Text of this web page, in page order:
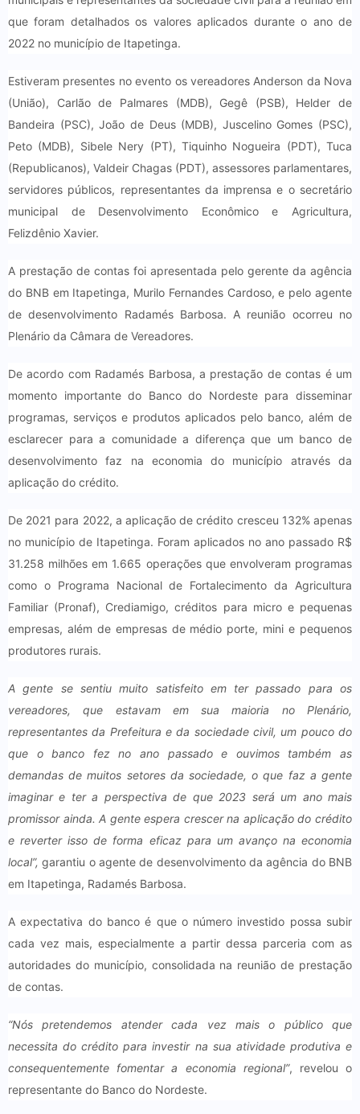
que foram detalhados os valores aplicados durante o ano de
2022 no município de Itapetinga.
Estiveram presentes no evento os vereadores Anderson da Nova
(União), Carlão de Palmares (MDB), Gegê (PSB), Helder de
Bandeira (PSC), João de Deus (MDB), Juscelino Gomes (PSC),
Peto (MDB), Sibele Nery (PT), Tiquinho Nogueira (PDT), Tuca
(Republicanos), Valdeir Chagas (PDT), assessores parlamentares,
servidores públicos, representantes da imprensa e o secretário
municipal de Desenvolvimento Econômico e Agricultura,
Felizdênio Xavier.
A prestação de contas foi apresentada pelo gerente da agência
do BNB em Itapetinga, Murilo Fernandes Cardoso, e pelo agente
de desenvolvimento Radamés Barbosa. A reunião ocorreu no
Plenário da Câmara de Vereadores.
De acordo com Radamés Barbosa, a prestação de contas é um
momento importante do Banco do Nordeste para disseminar
programas, serviços e produtos aplicados pelo banco, além de
esclarecer para a comunidade a diferença que um banco de
desenvolvimento faz na economia do município através da
aplicação do crédito.
De 2021 para 2022, a aplicação de crédito cresceu 132% apenas
no município de Itapetinga. Foram aplicados no ano passado R$
31.258 milhões em 1.665 operações que envolveram programas
como o Programa Nacional de Fortalecimento da Agricultura
Familiar (Pronaf), Crediamigo, créditos para micro e pequenas
empresas, além de empresas de médio porte, mini e pequenos
produtores rurais.
A gente se sentiu muito satisfeito em ter passado para os
vereadores, que estavam em sua maioria no Plenário,
representantes da Prefeitura e da sociedade civil, um pouco do
que o banco fez no ano passado e ouvimos também as
demandas de muitos setores da sociedade, o que faz a gente
imaginar e ter a perspectiva de que 2023 será um ano mais
promissor ainda. A gente espera crescer na aplicação do crédito
e reverter isso de forma eficaz para um avanço na economia
local”,garantiu o agente de desenvolvimento da agência do BNB
em Itapetinga, Radamés Barbosa.
A expectativa do banco é que o número investido possa subir
cada vez mais, especialmente a partir dessa parceria com as
autoridades do município, consolidada na reunião de prestação
de contas.
“Nós pretendemos atender cada vez mais o público que
necessita do crédito para investir na sua atividade produtiva e
consequentemente fomentar a economia regional”, revelou o
representante do Banco do Nordeste.